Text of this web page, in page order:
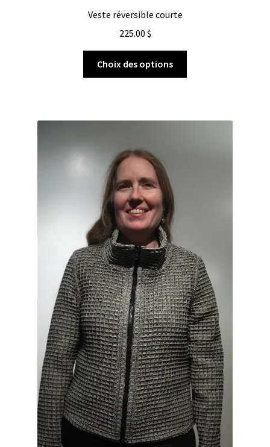
Veste réversible courte
225.00 $
Choix des options